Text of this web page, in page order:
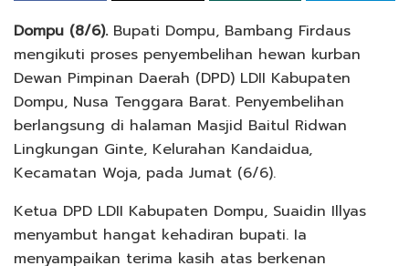
Dompu (8/6).Bupati Dompu, Bambang Firdaus
mengikuti proses penyembelihan hewan kurban
Dewan Pimpinan Daerah (DPD) LDII Kabupaten
Dompu, Nusa Tenggara Barat. Penyembelihan
berlangsung di halaman Masjid Baitul Ridwan
Lingkungan Ginte, Kelurahan Kandaidua,
Kecamatan Woja, pada Jumat (6/6).
Ketua DPD LDII Kabupaten Dompu, Suaidin Illyas
menyambut hangat kehadiran bupati. Ia
menyampaikan terima kasih atas berkenan